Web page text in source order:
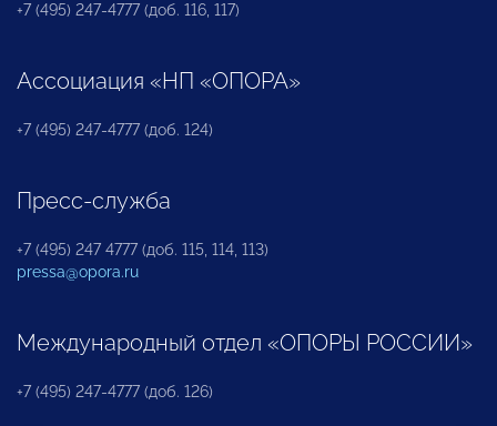
+7 (495) 247-4777 (доб. 116, 117)
Ассоциация «НП «ОПОРА»
+7 (495) 247-4777 (доб. 124)
Пресс-служба
+7 (495) 247 4777 (доб. 115, 114, 113)
pressa@opora.ru
Международный отдел «ОПОРЫ РОССИИ»
+7 (495) 247-4777 (доб. 126)